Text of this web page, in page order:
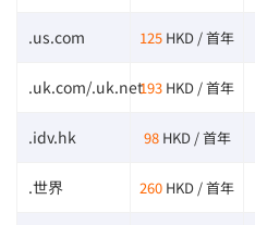
.us.com 125 HKD / 首年
.uk.com/.uk.net193 HKD / 首年
.idv.hk 98 HKD / 首年
.世界 260 HKD / 首年